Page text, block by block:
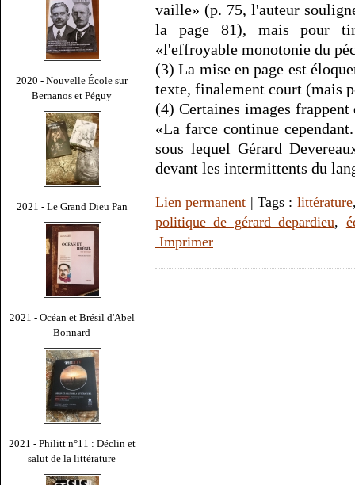
2020 - Nouvelle École sur
Bernanos et Péguy
2021 - Le Grand Dieu Pan
2021 - Océan et Brésil d'Abel
Bonnard
2021 - Philitt n°11 : Déclin et
salut de la littérature
vaille» (p. 75, l'auteur
la page 81), mais pour
«l'effroyable monotonie du
(3) La mise en page est
texte, finalement court (mais
(4) Certaines images
«La farce continue
sous lequel Gérard
devant les intermittents du
Lien permanent | Tags : littérature
politique de gérard depardieu,
Imprimer